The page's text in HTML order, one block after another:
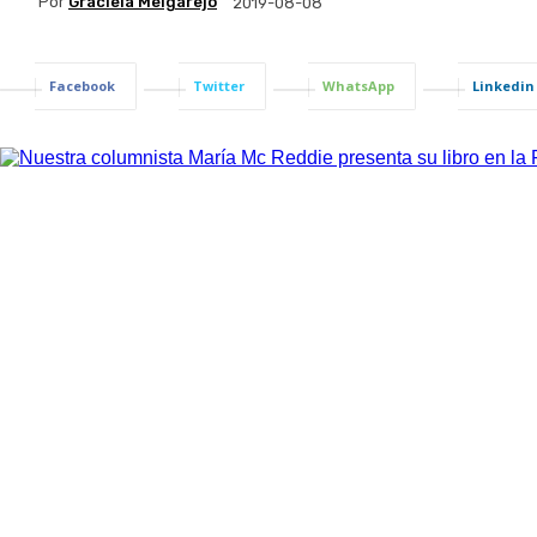
Facebook Twitter WhatsApp Linkedin